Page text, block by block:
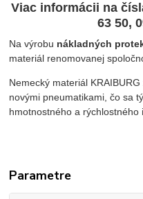
Viac informácii na
63 50,
Na výrobu nákladných
materiál renomovanej
Nemecký materiál
novými pneumatikami, čo sa
hmotnostného a rýchlostného
Parametre